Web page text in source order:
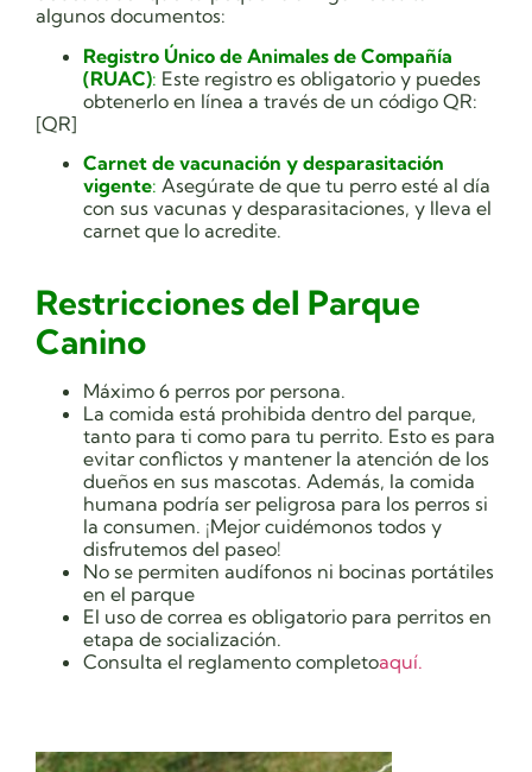
algunos documentos:
Registro Único de Animales de Compañía
(RUAC): Este registro es obligatorio y puedes
obtenerlo en línea a través de un código QR:
[QR]
Carnet de vacunación y desparasitación
vigente: Asegúrate de que tu perro esté al día
con sus vacunas y desparasitaciones, y lleva el
carnet que lo acredite.
Restricciones del Parque
Canino
Máximo 6 perros por persona.
La comida está prohibida dentro del parque,
tanto para ti como para tu perrito. Esto es para
evitar conflictos y mantener la atención de los
dueños en sus mascotas. Además, la comida
humana podría ser peligrosa para los perros si
la consumen. ¡Mejor cuidémonos todos y
disfrutemos del paseo!
No se permiten audífonos ni bocinas portátiles
en el parque
El uso de correa es obligatorio para perritos en
etapa de socialización.
Consulta el reglamento completoaquí.